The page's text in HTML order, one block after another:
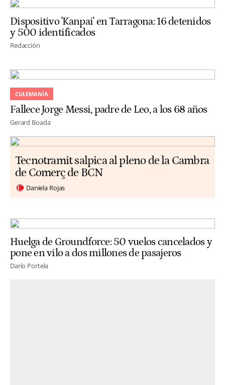
Dispositivo 'Kanpai' en Tarragona: 16 detenidos
y 500 identificados
Redacción
CULEMANÍA
Fallece Jorge Messi, padre de Leo, a los 68 años
Gerard Boada
Tecnotramit salpica al pleno de la Cambra
de Comerç de BCN
Daniela Rojas
Huelga de Groundforce: 50 vuelos cancelados y
pone en vilo a dos millones de pasajeros
Darío Portela